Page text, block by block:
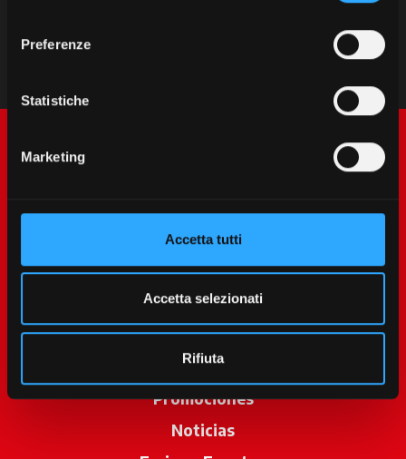
Preferenze
Statistiche
Marketing
Accetta tutti
Accetta selezionati
Rifiuta
McCormick World
Productos
Servicios
Promociones
Noticias